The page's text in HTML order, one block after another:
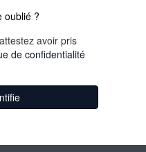
oublié ?
avoir pris
de confidentialité